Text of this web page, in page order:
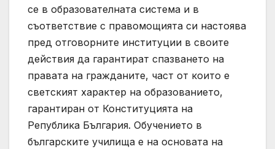
се в образователната система и в
съответствие с правомощията си настоява
пред отговорните институции в своите
действия да гарантират спазването на
правата на гражданите, част от които е
светският характер на образованието,
гарантиран от Конституцията на
Република България. Обучението в
българските училища е на основата на